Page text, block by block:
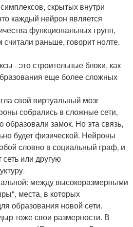
скрытых внутри
каждый нейрон является
функциональных групп,
считали раньше, говорит нолте.
- это строительные блоки, как
еще более сложных
свой виртуальный мозг
собрались в сложные сети,
образовали замок. Но эта связь,
будет физической. Нейроны
словно в социальный граф, и
или другую
между высокоразмерными
места, в которых
образования новой сети.
тоже свои размерности. В